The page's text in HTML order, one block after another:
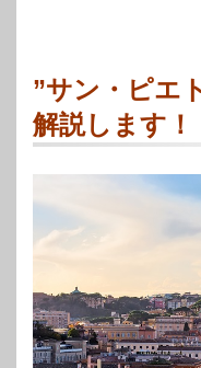
”サン・ピエ
解説します！